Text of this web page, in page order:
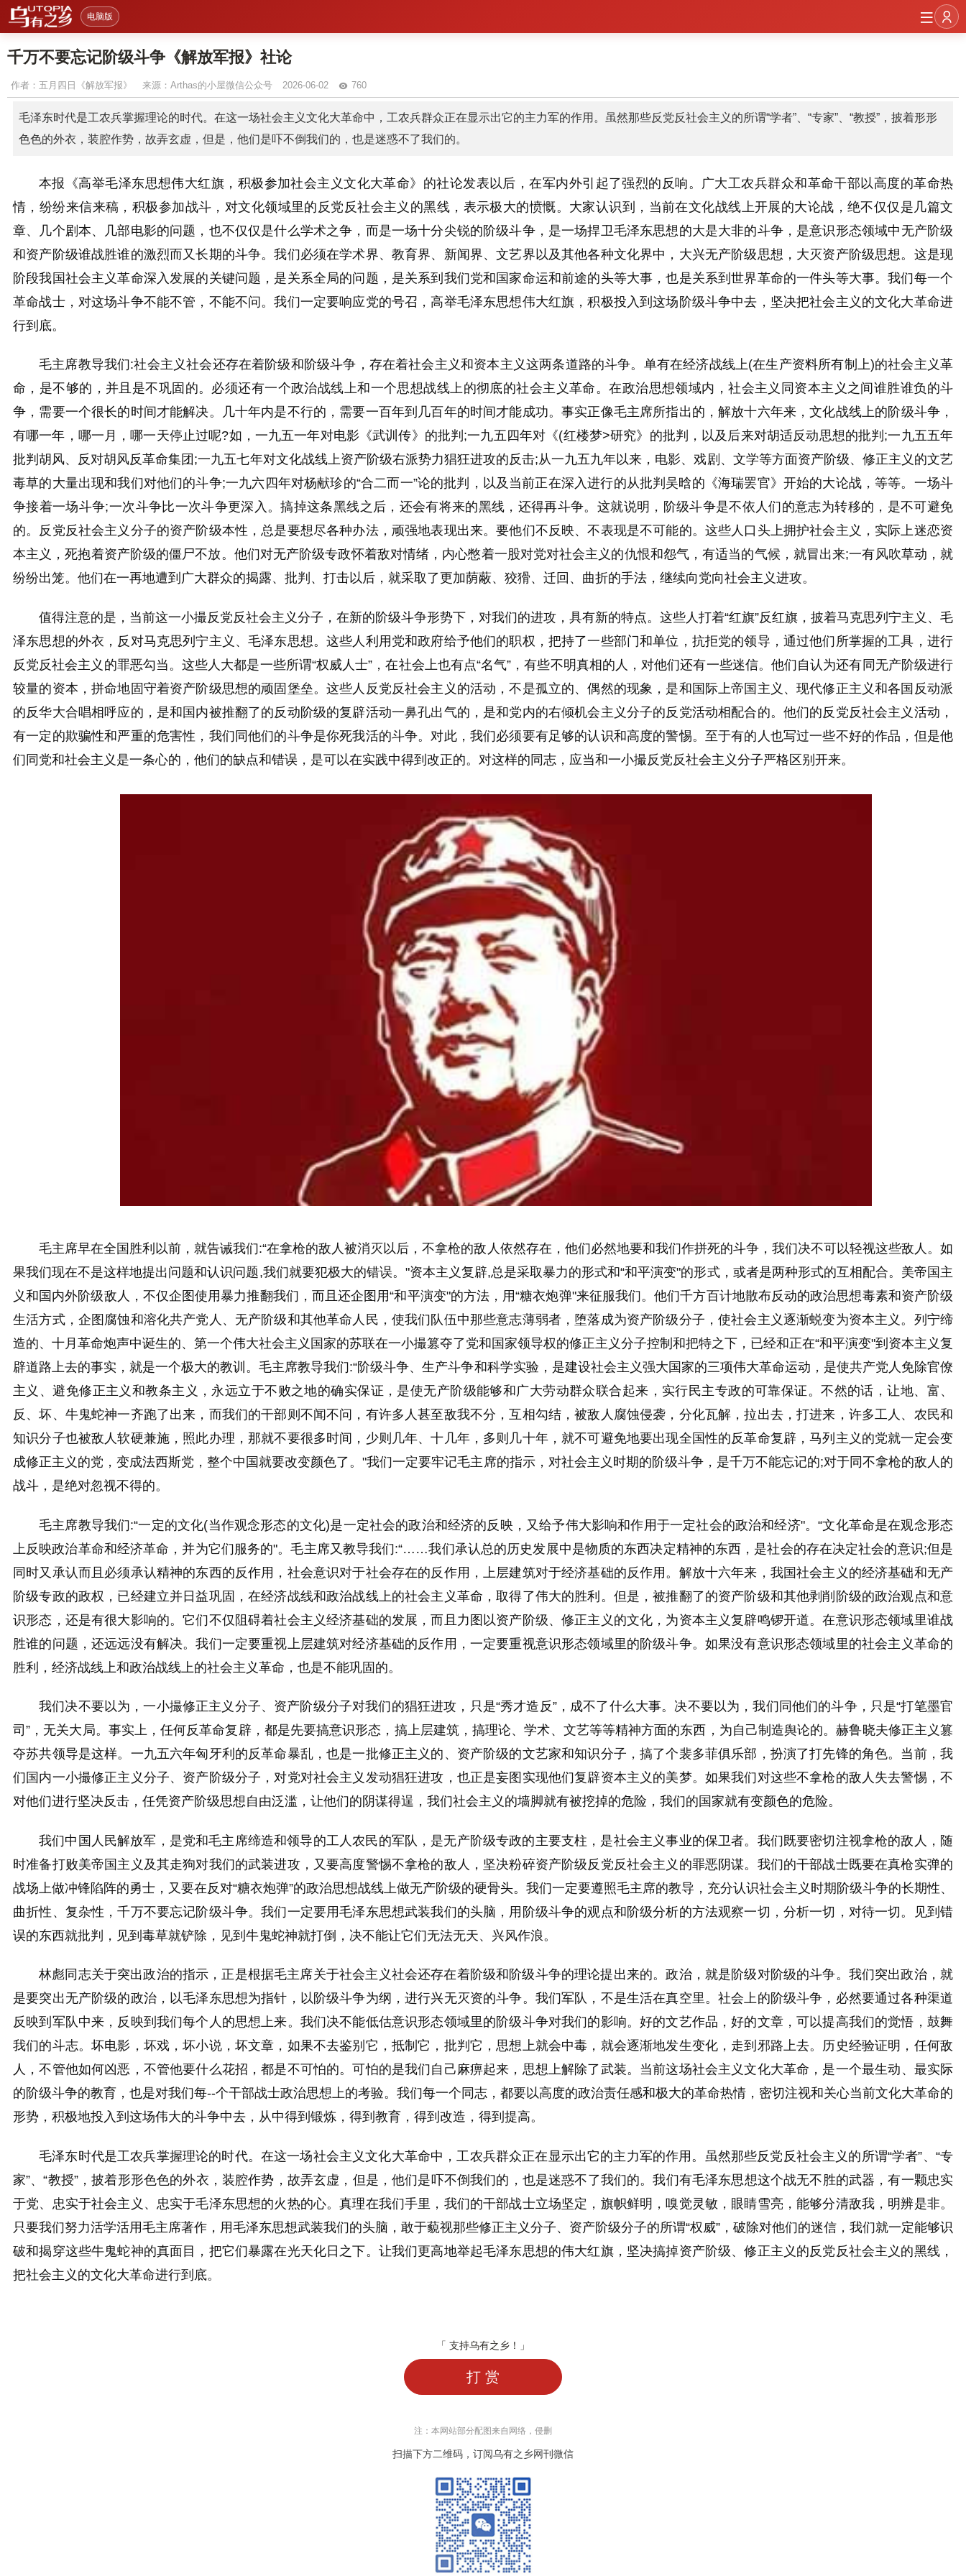
电脑版
千万不要忘记阶级斗争《解放军报》社论
作者： 五月四日《解放军报》 来源：Arthas的小屋微信公众号 2026-06-02 760
毛泽东时代是工农兵掌握理论的时代。在这一场社会主义文化大革命中，工农兵群众正在显示出它的主力军的作用。虽然那些反党反社会主义的所谓“学者”、“专家”、“教授”，披着形形
色色的外衣，装腔作势，故弄玄虚，但是，他们是吓不倒我们的，也是迷惑不了我们的。
本报《高举毛泽东思想伟大红旗，积极参加社会主义文化大革命》的社论发表以后，在军内外引起了强烈的反响。广大工农兵群众和革命干部以高度的革命热
情，纷纷来信来稿，积极参加战斗，对文化领域里的反党反社会主义的黑线，表示极大的愤慨。大家认识到，当前在文化战线上开展的大论战，绝不仅仅是 几篇文
章、
几个剧本、几部电影的问题，也不仅仅是什么学术之争，而是一场十分尖锐的阶级斗争，是一场捍卫毛泽东思想的大是大非的斗争，是意识形态领域中无产阶级
和资产阶级谁战胜谁的激烈而又长期的斗争。我们必须在学术界、教育界、新闻界、文艺界以及其他各种文化界中，大兴无产阶级思想，大灭资产阶级思想。这是现
阶段我国社会主义革命深入发展的关键问题，是关系全局的问题，是关系到我们党和国家命运和前途的头等大事，也是关系到世界革命的一件头等大事。我们每一个
革命战士，对这场斗争不能不管，不能不问。我们一定要响应党的号召，高举毛泽东思想伟大红旗，积极投入到这场阶级斗争中去，坚决把社会主义的文化大革命进
行到底。
毛主席教导我们:社会主义社会还存在着阶级和阶级斗争，存在着社会主义和资本主义这两条道路的斗争。单有在经济战线上(在生产资料所有制上)的社会主义革
命，是不够的，并且是不巩固的。必须还有一个政治战线上和一个思想战线上的彻底的社会主义革命。在政治思想领域内，社会主义同资本主义之间谁胜谁负的斗
争，需要一个很长的时间才能解决。几十年内是不行的，需要一百年到几百年的时间才能成功。事实正像毛主席所指出的，解放十六年来，文化战线上的阶级斗争，
有哪一年，哪一月，哪一天停止过呢?如，一九五一年对电影《武训传》的批判;一九五四年对《(红楼梦>研究》的批判，以及后来对胡适反动思想的批判;一九五五年
批判胡风、反对胡风反革命集团;一九五七年对文化战线上资产阶级右派势力猖狂进攻的反击;从一九五九年以来，电影、戏剧、文学等方面资产阶级、修正主义的文艺
毒草的大量出现和我们对他们的斗争;一九六四年对杨献珍的“合二而一”论的批判，以及当前正在深入进行的从批判吴晗的《海瑞罢官》开始的大论战，等等。一场斗
争接着一场斗争;一次斗争比一次斗争更深入。搞掉这条黑线之后，还会有将来的黑线，还得再斗争。这就说明，阶级斗争是不依人们的意志为转移的，是不可避免
的。反党反社会主义分子的资产阶级本性，总是要想尽各种办法，顽强地表现出来。要他们不反映、不表现是不可能的。这些人口头上拥护社会主义，实际上迷恋资
本主义，死抱着资产阶级的僵尸不放。他们对无产阶级专政怀着敌对情绪，内心憋着一股对党对社会主义的仇恨和怨气，有适当的气候，就冒出来;一有风吹草动，就
纷纷出笼。他们在一再地遭到广大群众的揭露、批判、打击以后，就采取了更加荫蔽、狡猾、迁回、曲折的手法，继续向党向社会主义进攻。
值得注意的是，当前这一小撮反党反社会主义分子，在新的阶级斗争形势下，对我们的进攻，具有新的特点。 这些人打着“红旗”反红旗，披着马克思列宁主义、毛
泽东思想的外衣，反对马克思列宁主义、毛泽东思想。这些人利用党和政府给予他们的职权，把持了一些部门和单位，抗拒党的领导，通过他们所掌握的工具，进行
反党反社会主义的罪恶勾当。这些人大都是一些所谓“权威人士”，在社会上也有点“名气” ，有些不明真相的人，对他们还有一些迷信。他们自认为还有同无产阶级进行
较量的资本，拼命地固守着资产阶级思想的顽固堡垒。这些人反党反社会主义的活动，不是孤立的、偶然的现象，是和国际上帝国主义、现代修正主义和各国反动派
的反华大合唱相呼应的，是和国内被推翻了的反动阶级的复辟活动一鼻孔出气的，是和党内的右倾机会主义分子的反党活动相配合的。他们的反党反社会主义活动，
有一定的欺骗性和严重的危害性，我们同他们的斗争是你死我活的斗争。对此，我们必须要有足够的认识和高度的警惕。至于有的人也写过一些不好的作品，但是他
们同党和社会主义是一条心的，他们的缺点和错误，是可以在实践中得到改正的。对这样的同志，应当和一小撮反党反社会主义分子严格区别开来。
毛主席早在全国胜利以前，就告诫我们:“在拿枪的敌人被消灭以后，不拿枪的敌人依然存在，他们必然地要和我们作拼死的斗争，我们决不可以轻视这些敌人。如
果我们现在不是这样地提出问题和认识问题,我们就要犯极大的错误。 "资本主义复辟,总是采取暴力的形式和“和平演变"的形式，或者是两种形式的互相配合。美帝国主
义和国内外阶级敌人，不仅企图使用暴力推翻我们，而且还企图用“和平演变"的方法，用“糖衣炮弹"来征服我们。他们千方百计地散布反动的政治思想毒素和资产阶级
生活方式，企图腐蚀和溶化共产党人、无产阶级和其他革命人民，使我们队伍中那些意志薄弱者，堕落成为资产阶级分子，使社会主义逐渐蜕变为资本主义。列宁缔
造的、十月革命炮声中诞生的、第一个伟大社会主义国家的苏联在一小撮篡夺了党和国家领导权的修正主义分子控制和把特之下，已经和正在“和平演变"到资本主义复
辟道路上去的事实，就是一个极大的教训。毛主席教导我们:“阶级斗争、生产斗争和科学实验，是建设社会主义强大国家的三项伟大革命运动，是使共产党人免除官僚
主义、避免修正主义和教条主义，永远立于不败之地的确实保证，是使无产阶级能够和广大劳动群众联合起来，实行民主专政的可靠保证。不然的话，让地、富、
反、坏、牛鬼蛇神一齐跑了出来，而我们的干部则不闻不问，有许多人甚至敌我不分，互相勾结，被敌人腐蚀侵袭，分化瓦解，拉出去，打进来，许多工人、农民和
知识分子也被敌人软硬兼施，照此办理，那就不要很多时间，少则几年、十几年，多则几十年，就不可避免地要出现全国性的反革命复辟，马列主义的党就一定会变
成修正主义的党，变成法西斯党，整个中国就要改变颜色了。"我们一定要牢记毛主席的指示， 对社会主义时期的阶级斗争，是千万不能忘记的;对于同不拿枪的敌人的
战斗，是绝对忽视不得的。
毛主席教导我们:“一定的文化(当作观念形态的文化)是一定社会的政治和经济的反映，又给予伟大影响和作用于一定社会的政治和经济"。“文化革命是在观念形态
上反映政治革命和经济革命，并为它们服务的"。毛主席又教导我们:“……我们承认总的历史发展中是物质的东西决定精神的东西，是社会的存在决定社会的意识;但是
同时又承认而且必须承认精神的东西的反作用，社会意识对于社会存在的反作用，上层建筑对于经济基础的反作用。解放十六年来，我国社会主义的经济基础和无产
阶级专政的政权，已经建立并日益巩固，在经济战线和政治战线上的社会主义革命，取得了伟大的胜利。但是，被推翻了的资产阶级和其他剥削阶级的政治观点和意
识形态，还是有很大影响的。它们不仅阻碍着社会主义经济基础的发展，而且力图以资产阶级、修正主义的文化，为资本主义复辟鸣锣开道。在意识形态领域里谁战
胜谁的问题，还远远没有解决。我们一定要重视上层建筑对经济基础的反作用，一定要重视意识形态领域里的阶级斗争。 如果没有意识形态领域里的社会主义革命的
胜利，经济战线上和政治战线上的社会主义革命，也是不能巩固的。
我们决不要以为，一小撮修正主义分子、资产阶级分子对我们的猖狂进攻，只是“秀才造反”，成不了什么大事。决不要以为，我们同他们的斗争，只是“打笔墨官
司”，无关大局。 事实上，任何反革命复辟，都是先要搞意识形态，搞上层建筑，搞理论、学术、文艺等等精神方面的东西，为自己制造舆论的。赫鲁晓夫修正主义篡
夺苏共领导是这样。一九五六年匈牙利的反革命暴乱，也是一批修正主义的、资产阶级的文艺家和知识分子，搞了个裴多菲俱乐部，扮演了打先锋的角色。当前，我
们国内一小撮修正主义分子、资产阶级分子，对党对社会主义发动猖狂进攻，也正是妄图实现他们复辟资本主义的美梦。如果我们对这些不拿枪的敌人失去警惕，不
对他们进行坚决反击，任凭资产阶级思想自由泛滥，让他们的阴谋得逞，我们社会主义的墙脚就有被挖掉的危险，我们的国家就有变颜色的危险。
我们中国人民解放军，是党和毛主席缔造和领导的工人农民的军队，是无产阶级专政的主要支柱，是社会主义事业的保卫者。我们既要密切注视拿枪的敌人，随
时准备打败美帝国主义及其走狗对我们的武装进攻，又要高度警惕不拿枪的敌人，坚决粉碎资产阶级反党反社会主义的罪恶阴谋。我们的干部战士既要在真枪实弹的
战场上做冲锋陷阵的勇士，又要在反对“糖衣炮弹”的政治思想战线上做无产阶级的硬骨头。我们一定要遵照毛主席的教导， 充分认识社会主义时期阶级斗争的长期性、
曲折性、复杂性，千万不要忘记阶级斗争。我们一定要用毛泽东思想武装我们的头脑，用阶级斗争的观点和阶级分析的方法观察一切，分析一切，对待一切。见到错
误的东西就批判，见到毒草就铲除，见到牛鬼蛇神就打倒，决不能让它们无法无天、兴风作浪。
林彪同志关于突出政治的指示，正是根据毛主席关于社会主义社会还存在着阶级和阶级斗争的理论提出来的。政治，就是阶级对阶级的斗争。我们突出政治，就
是要突出无产阶级的政治，以毛泽东思想为指针，以阶级斗争为纲，进行兴无灭资的斗争。我们军队，不是生活在真空里。社会上的阶级斗争，必然要通过各种渠道
反映到军队中来，反映到我们每个人的思想上来。我们决不能低估意识形态领域里的阶级斗争对我们的影响。好的文艺作品，好的文章，可以提高我们的觉悟，鼓舞
我们的斗志。坏电影，坏戏，坏小说，坏文章，如果不去鉴别它，抵制它，批判它，思想上就会中毒，就会逐渐地发生变化，走到邪路上去。历史经验证明， 任何敌
人，不管他如何凶恶，不管他要什么花招，都是不可怕的。可怕的是我们自己麻痹起来，思想上解除了武装。 当前这场社会主义文化大革命，是一个最生动、最实际
的阶级斗争的教育，也是对我们每--个干部战士政治思想上的考验。我们每一个同志，都要以高度的政治责任感和极大的革命热情，密切注视和关心当前文化大革命的
形势，积极地投入到这场伟大的斗争中去，从中得到锻炼，得到教育，得到改造，得到提高。
毛泽东时代是工农兵掌握理论的时代。在这一场社会主义文化大革命中，工农兵群众正在显示出它的主力军的作用。虽然那些反党反社会主义的所谓“学者”、“专
家”、“教授”，披着形形色色的外衣，装腔作势，故弄玄虚，但是，他们是吓不倒我们的，也是迷惑不了我们的。我们有毛泽东思想这个战无不胜的武器，有一颗忠实
于党、忠实于社会主义、忠实于毛泽东思想的火热的心。真理在我们手里，我们的干部战士立场坚定，旗帜鲜明，嗅觉灵敏，眼睛雪亮，能够分清敌我，明辨是非。
只要我们努力活学活用毛主席著作，用毛泽东思想武装我们的头脑，敢于藐视那些修正主义分子、资产阶级分子的所谓“权威”，破除对他们的迷信，我们就一定能够识
破和揭穿这些牛鬼蛇神的真面目，把它们暴露在光天化日之下。让我们更高地举起毛泽东思想的伟大红旗，坚决搞掉资产阶级、修正主义的反党反社会主义的黑线，
把社会主义的文化大革命进行到底。
「 支持乌有之乡！」
打 赏
注：本网站部分配图来自网络，侵删
扫描下方二维码，订阅乌有之乡网刊微信